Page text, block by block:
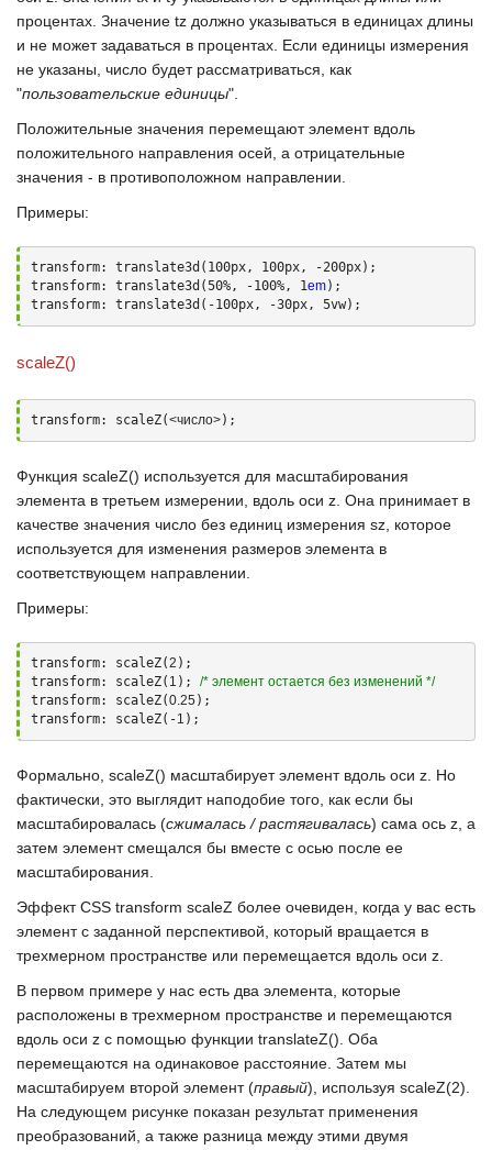
процентах. Значение tz должно указываться в единицах длины
и не может задаваться в процентах. Если единицы измерения
не указаны, число будет рассматриваться, как
"пользовательские единицы".
Положительные значения перемещают элемент вдоль
положительного направления осей, а отрицательные
значения - в противоположном направлении.
Примеры:
transform: translate3d(100px, 100px, -200px);
transform: translate3d(50%, -100%, 1em);
transform: translate3d(-100px, -30px, 5vw);
scaleZ()
transform: scaleZ(<число>);
Функция scaleZ() используется для масштабирования
элемента в третьем измерении, вдоль оси z . Она принимает в
качестве значения число без единиц измерения sz , которое
используется для изменения размеров элемента в
соответствующем направлении.
Примеры:
transform: scaleZ(2 );
transform: scaleZ( 1 ); /* элемент остается без изменений */
transform: scaleZ(0.25 );
transform: scaleZ(-1 );
Формально, scaleZ() масштабирует элемент вдоль оси z . Но
фактически, это выглядит наподобие того, как если бы
масштабировалась (сжималась / растягивалась) сама ось z , а
затем элемент смещался бы вместе с осью после ее
масштабирования.
ЭффектCSS transform scaleZ более очевиден, когда у вас есть
элемент с заданной перспективой, который вращается в
трехмерном пространстве или перемещается вдоль оси z
В первом примере у нас есть два элемента, которые
расположены в трехмерном пространстве и перемещаются
вдоль оси z с помощью функции translateZ() . Оба
перемещаются на одинаковое расстояние. Затем мы
масштабируем второй элемент (правый), используя scaleZ(2)
На следующем рисунке показан результат применения
преобразований, а также разница между этими двумя